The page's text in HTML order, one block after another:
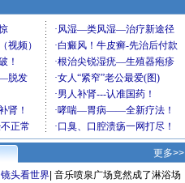
更多>>
镜头看世界 音乐喷泉广场竟然成了淋浴场